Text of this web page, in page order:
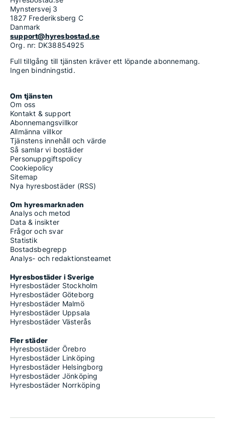
Mynstersvej 3
1827 Frederiksberg C
Danmark
support@hyresbostad.se
Org. nr: DK38854925
Full tillgång till tjänsten kräver ett löpande abonnemang.
Ingen bindningstid.
Om tjänsten
Om oss
Kontakt & support
Abonnemangsvillkor
Allmänna villkor
Tjänstens innehåll och värde
Så samlar vi bostäder
Personuppgiftspolicy
Cookiepolicy
Sitemap
Nya hyresbostäder (RSS)
Om hyresmarknaden
Analys och metod
Data & insikter
Frågor och svar
Statistik
Bostadsbegrepp
Analys- och redaktionsteamet
Hyresbostäder i Sverige
Hyresbostäder Stockholm
Hyresbostäder Göteborg
Hyresbostäder Malmö
Hyresbostäder Uppsala
Hyresbostäder Västerås
Fler städer
Hyresbostäder Örebro
Hyresbostäder Linköping
Hyresbostäder Helsingborg
Hyresbostäder Jönköping
Hyresbostäder Norrköping